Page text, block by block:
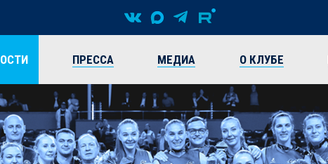
ПРЕССА МЕДИА О КЛУБЕ